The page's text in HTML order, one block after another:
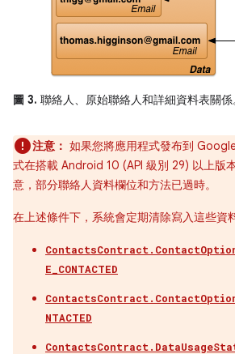
圖 3. 聯絡人、原始聯絡人和詳細資料表關係
注意： 如果您將應用程式發布到
式在搭載 Android 10 (API 級別 29) 以上版
意，部分聯絡人資料欄位和方法已過時。
在上述條件下，系統會定期清除寫入這些資
E_CONTACTED
NTACTED